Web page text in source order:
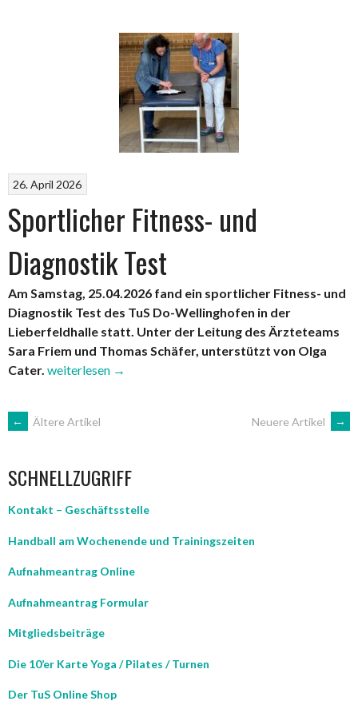
26. April 2026
Sportlicher Fitness- und
Diagnostik Test
Am Samstag, 25.04.2026 fand ein sportlicher Fitness- und
Diagnostik Test des TuS Do-Wellinghofen in der
Lieberfeldhalle statt. Unter der Leitung des Ärzteteams
Sara Friem und Thomas Schäfer, unterstützt von Olga
Cater. „Sportlicher
Diagnostik
weiterlesen →
BEITRAGSNAVIGATION
← Ältere Artikel Neuere Artikel →
SCHNELLZUGRIFF
Kontakt – Geschäftsstelle
Handball am Wochenende und Trainingszeiten
Aufnahmeantrag Online
Aufnahmeantrag Formular
Mitgliedsbeiträge
Die 10’er Karte Yoga / Pilates / Turnen
Der TuS Online Shop